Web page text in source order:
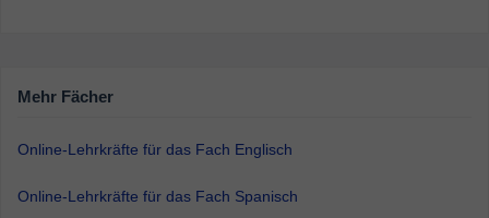
Mehr Fächer
Online-Lehrkräfte für das Fach Englisch
Online-Lehrkräfte für das Fach Spanisch